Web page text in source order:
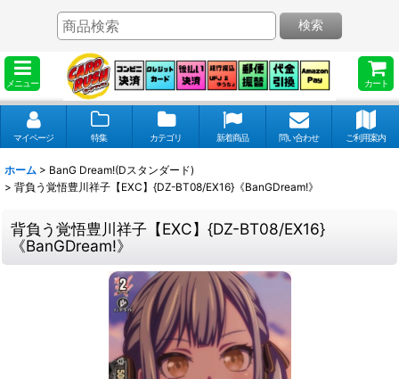
メニュー カート
検索
マイページ 特集 カテゴリ 新着商品 問い合わせ ご利用案内
ホーム > BanG Dream!(Dスタンダード)
> 背負う覚悟豊川祥子【EXC】{DZ-BT08/EX16}《BanGDream!》
背負う覚悟豊川祥子【EXC】{DZ-BT08/EX16}
《BanGDream!》